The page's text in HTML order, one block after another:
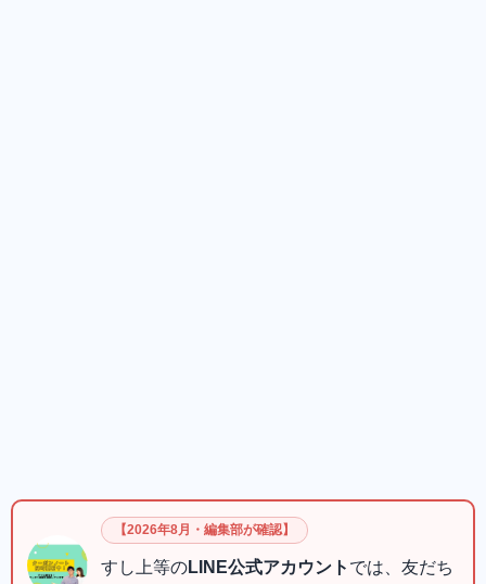
【2026年8月・編集部が確認】
すし上等のLINE公式アカウント では、友だち